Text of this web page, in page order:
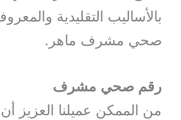
بالأساليب التقليدية
صحي مشرف ماهر.
رقم صحي مشرف
من الممكن عميلنا